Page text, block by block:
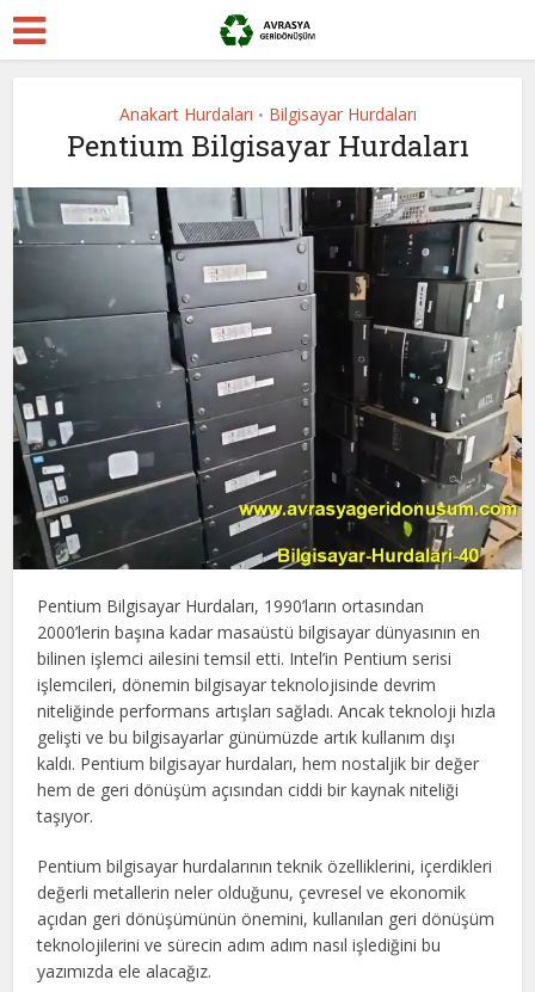
Anakart Hurdaları • Bilgisayar Hurdaları
Pentium Bilgisayar Hurdaları
Pentium Bilgisayar Hurdaları, 1990’ların ortasından
2000’lerin başına kadar masaüstü bilgisayar dünyasının en
bilinen işlemci ailesini temsil etti. Intel’in Pentium serisi
işlemcileri, dönemin bilgisayar teknolojisinde devrim
niteliğinde performans artışları sağladı. Ancak teknoloji hızla
gelişti ve bu bilgisayarlar günümüzde artık kullanım dışı
kaldı. Pentium bilgisayar hurdaları, hem nostaljik bir değer
hem de geri dönüşüm açısından ciddi bir kaynak niteliği
taşıyor.
Pentium bilgisayar hurdalarının teknik özelliklerini, içerdikleri
değerli metallerin neler olduğunu, çevresel ve ekonomik
açıdan geri dönüşümünün önemini, kullanılan geri dönüşüm
teknolojilerini ve sürecin adım adım nasıl işlediğini bu
yazımızda ele alacağız.